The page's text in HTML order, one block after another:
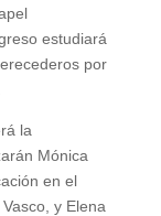
estudiará
por
la
Mónica
en el
y Elena